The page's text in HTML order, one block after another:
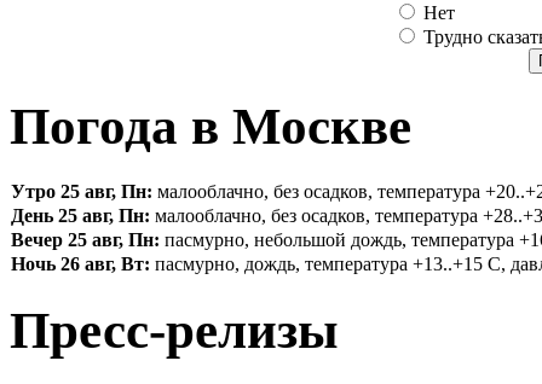
Нет
Трудно
Погода в Москве
Утро 25 авг, Пн: малооблачно, без осадков, температура
День 25 авг, Пн: малооблачно, без осадков, температура
Вечер 25 авг, Пн: пасмурно, небольшой дождь, температура
Ночь 26 авг, Вт: пасмурно, дождь, температура +13..+15 С,
Пресс-релизы